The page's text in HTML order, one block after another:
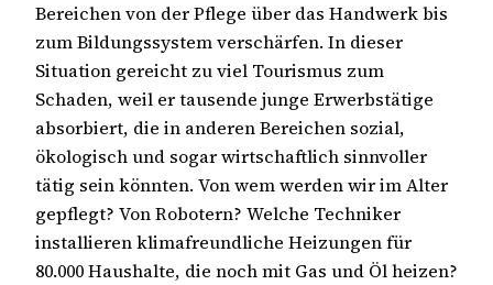
Bereichen von der Pflege über das Handwerk bis
zum Bildungssystem verschärfen. In dieser
Situation gereicht zu viel Tourismus zum
Schaden, weil er tausende junge Erwerbstätige
absorbiert, die in anderen Bereichen sozial,
ökologisch und sogar wirtschaftlich sinnvoller
tätig sein könnten. Von wem werden wir im Alter
gepflegt? Von Robotern? Welche Techniker
installieren klimafreundliche Heizungen für
80.000 Haushalte, die noch mit Gas und Öl heizen?